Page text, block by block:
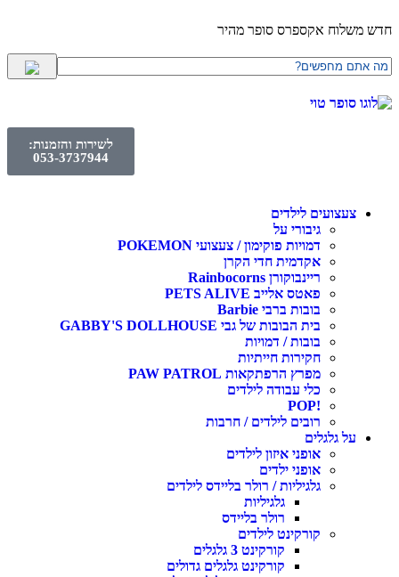
חדש משלוח אקספרס סופר מהיר
לשירות והזמנות:
053-3737944
צעצועים לילדים
גיבורי על
דמויות פוקימון / צעצועי POKEMON
אקדמית חדי הקרן
ריינבוקורן Rainbocorns
פאטס אלייב PETS ALIVE
בובות ברבי Barbie
בית הבובות של גבי GABBY'S DOLLHOUSE
בובות / דמויות
חקירות חייתיות
מפרץ הרפתקאות PAW PATROL
כלי עבודה לילדים
!POP
רובים לילדים / חרבות
על גלגלים
אופני איזון לילדים
אופני ילדים
גלגיליות / רולר בליידס לילדים
גלגיליות
רולר בליידס
קורקינט לילדים
קורקינט 3 גלגלים
קורקינט גלגלים גדולים